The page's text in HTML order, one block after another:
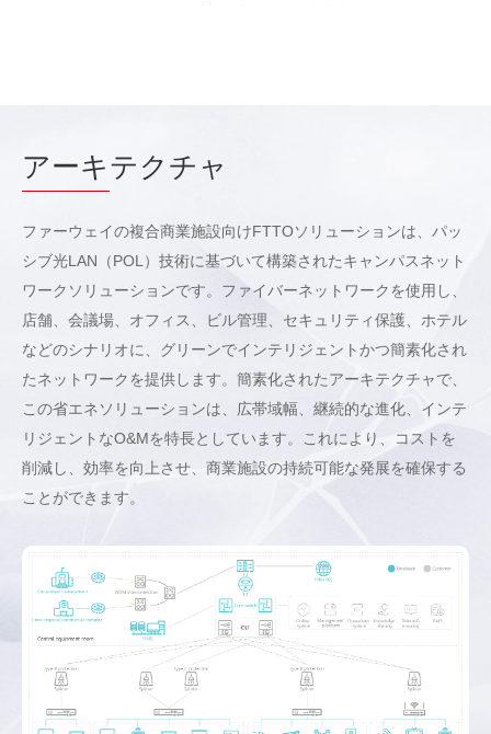
アーキテクチャ
ファーウェイの複合商業施設向けFTTOソリューションは、パッ
シブ光LAN（POL）技術に基づいて構築されたキャンパスネット
ワークソリューションです。ファイバーネットワークを使用し、
店舗、会議場、オフィス、ビル管理、セキュリティ保護、ホテル
などのシナリオに、グリーンでインテリジェントかつ簡素化され
たネットワークを提供します。簡素化されたアーキテクチャで、
この省エネソリューションは、広帯域幅、継続的な進化、インテ
リジェントなO&Mを特長としています。これにより、コストを
削減し、効率を向上させ、商業施設の持続可能な発展を確保する
ことができます。